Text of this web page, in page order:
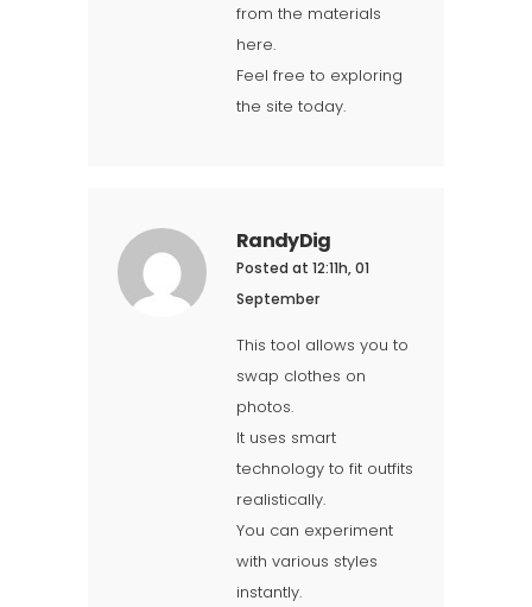
from the materials
here.
Feel free to exploring
the site today.
RandyDig
Posted at 12:11h, 01
September
This tool allows you to
swap clothes on
photos.
It uses smart
technology to fit outfits
realistically.
You can experiment
with various styles
instantly.